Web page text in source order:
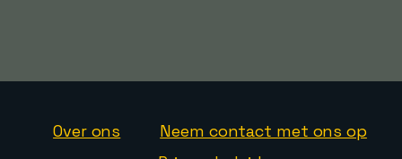
Over ons
Neem contact met ons op